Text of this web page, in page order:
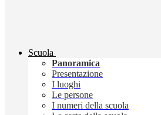
Scuola
Panoramica
Presentazione
I luoghi
Le persone
I numeri della scuola